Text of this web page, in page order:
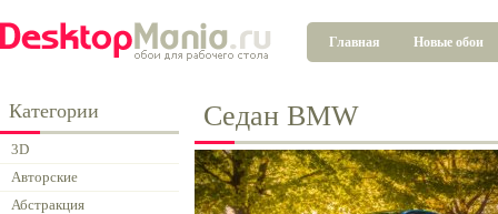
Главная Новые обои
Категории
3D
Авторские
Абстракция
Седан BMW